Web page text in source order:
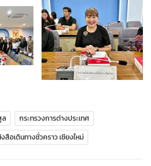
ล
กระทรวงการต่างประเทศ
สือเดินทางชั่วคราว เชียงใหม่